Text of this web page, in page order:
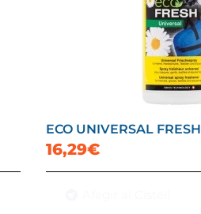
ECO UNIVERSAL FRESH
16,29€